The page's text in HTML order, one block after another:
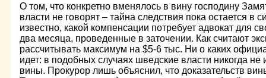
О том, что конкретно вменялось в вину господину
власти не говорят – тайна следствия пока остается в
известно, какой компенсации потребует адвокат для
два месяца, проведенные в заточении. Как считают
рассчитывать максимум на $5-6 тыс. Ни о каких
идет: в подобных случаях шведские власти никогда не
вины. Прокурор лишь объяснил, что доказательств